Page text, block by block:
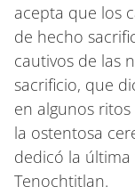
acepta que los
de hecho
cautivos de las
sacrificio, que
en algunos
la ostentosa
dedicó la
Tenochtitlan.